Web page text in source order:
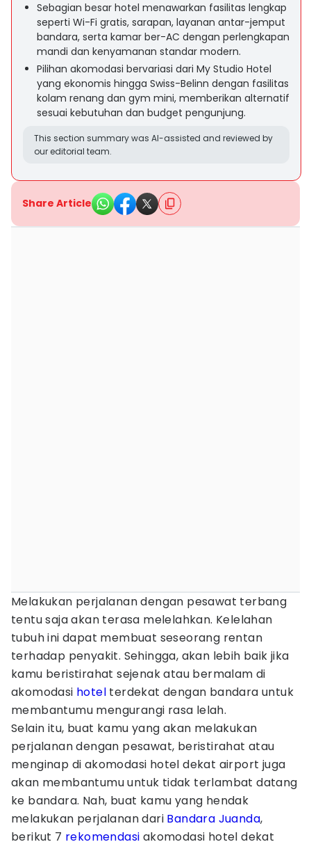
Sebagian besar hotel menawarkan fasilitas lengkap
seperti Wi-Fi gratis, sarapan, layanan antar-jemput
bandara, serta kamar ber-AC dengan perlengkapan
mandi dan kenyamanan standar modern.
Pilihan akomodasi bervariasi dari My Studio Hotel
yang ekonomis hingga Swiss-Belinn dengan fasilitas
kolam renang dan gym mini, memberikan alternatif
sesuai kebutuhan dan budget pengunjung.
This section summary was AI-assisted and reviewed by
our editorial team.
Share Article
Melakukan perjalanan dengan pesawat terbang
tentu saja akan terasa melelahkan. Kelelahan
tubuh ini dapat membuat seseorang rentan
terhadap penyakit. Sehingga, akan lebih baik jika
kamu beristirahat sejenak atau bermalam di
akomodasi hotel terdekat dengan bandara untuk
membantumu mengurangi rasa lelah.
Selain itu, buat kamu yang akan melakukan
perjalanan dengan pesawat, beristirahat atau
menginap di akomodasi hotel dekat airport juga
akan membantumu untuk tidak terlambat datang
ke bandara. Nah, buat kamu yang hendak
melakukan perjalanan dari Bandara Juanda,
berikut 7 rekomendasi akomodasi hotel dekat